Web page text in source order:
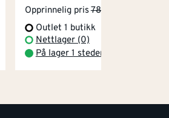
Opprinnelig pris78,80
Outlet 1 butikk
Nettlager (0)
På lager 1 steder